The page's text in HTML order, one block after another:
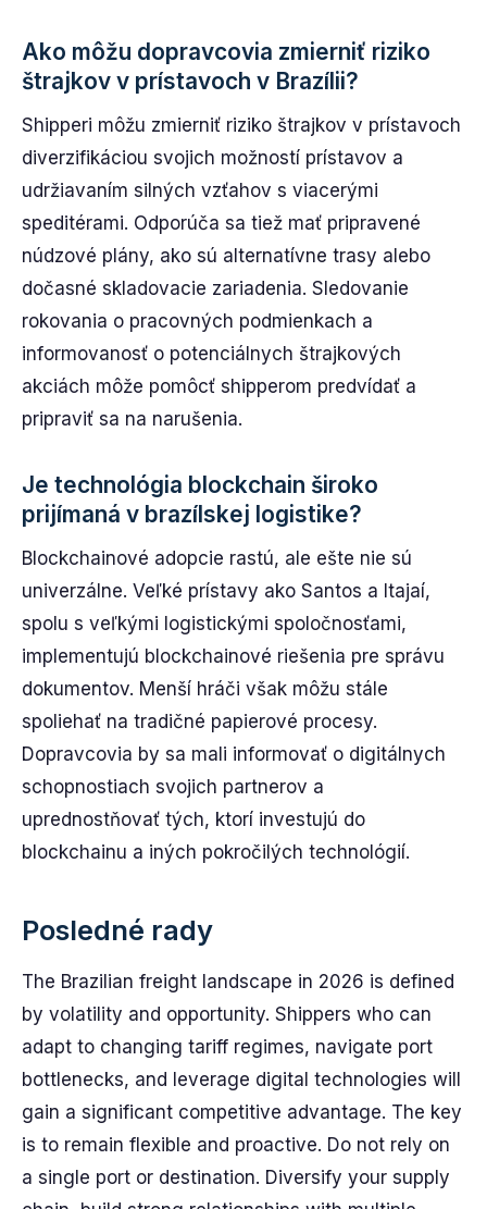
Ako môžu dopravcovia zmierniť riziko
štrajkov v prístavoch v Brazílii?
Shipperi môžu zmierniť riziko štrajkov v prístavoch
diverzifikáciou svojich možností prístavov a
udržiavaním silných vzťahov s viacerými
speditérami. Odporúča sa tiež mať pripravené
núdzové plány, ako sú alternatívne trasy alebo
dočasné skladovacie zariadenia. Sledovanie
rokovania o pracovných podmienkach a
informovanosť o potenciálnych štrajkových
akciách môže pomôcť shipperom predvídať a
pripraviť sa na narušenia.
Je technológia blockchain široko
prijímaná v brazílskej logistike?
Blockchainové adopcie rastú, ale ešte nie sú
univerzálne. Veľké prístavy ako Santos a Itajaí,
spolu s veľkými logistickými spoločnosťami,
implementujú blockchainové riešenia pre správu
dokumentov. Menší hráči však môžu stále
spoliehať na tradičné papierové procesy.
Dopravcovia by sa mali informovať o digitálnych
schopnostiach svojich partnerov a
uprednostňovať tých, ktorí investujú do
blockchainu a iných pokročilých technológií.
Posledné rady
The Brazilian freight landscape in 2026 is defined
by volatility and opportunity. Shippers who can
adapt to changing tariff regimes, navigate port
bottlenecks, and leverage digital technologies will
gain a significant competitive advantage. The key
is to remain flexible and proactive. Do not rely on
a single port or destination. Diversify your supply